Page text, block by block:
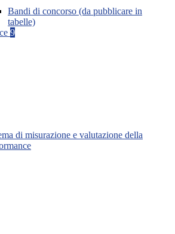
Bandi di concorso (da pubblicare in
tabelle)
9
di misurazione e valutazione della